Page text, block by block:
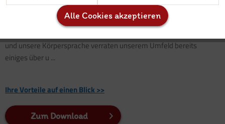
Über unsere fünf Sinne kommunizieren wir mit unserem Umfeld. Es
und unsere Körpersprache verraten unserem Umfeld bereits
einiges über u ...
Ihre Vorteile auf einen Blick >>
Zum Download
Inaktiv
Alle Cookies akzeptieren